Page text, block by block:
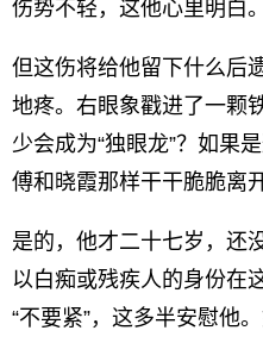
伤势不轻，这他心里明白
但这伤将给他留下什么后
地疼。右眼象戳进了一颗
少会成为“独眼龙”？如果
傅和晓霞那样干干脆脆离
是的，他才二十七岁，还
以白痴或残疾人的身份在
“不要紧”，这多半安慰他